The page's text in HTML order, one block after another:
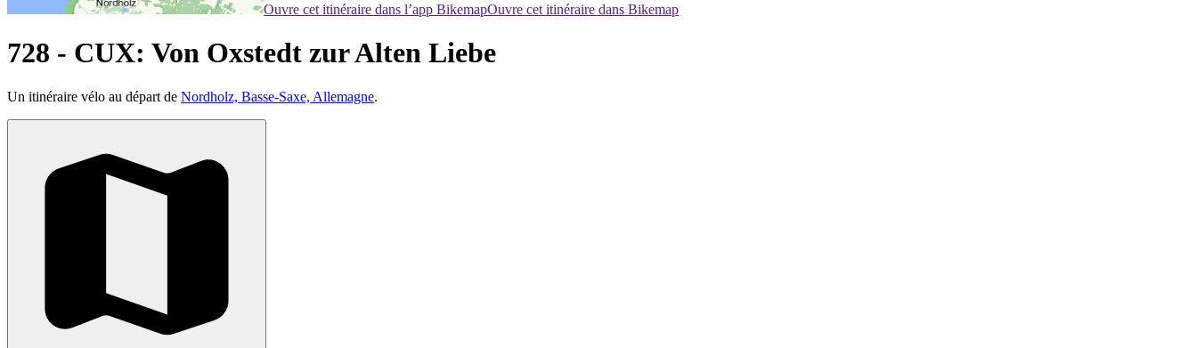
Ouvre cet itinéraire dans l’app BikemapOuvre cet itinéraire dans Bikemap
728 - CUX: Von Oxstedt zur Alten Liebe
Un itinéraire vélo au départ de Nordholz, Basse-Saxe, Allemagne.